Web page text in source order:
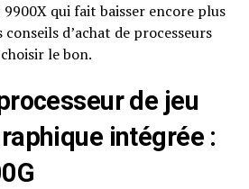
9900X qui fait baisser encore plus
d’achat de processeurs
le bon.
de jeu
intégrée :